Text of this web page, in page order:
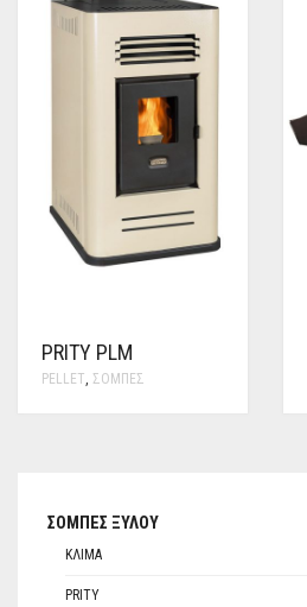
PRITY PLM
PELLET, ΣΌΜΠΕΣ
ΣΌΜΠΕΣ ΞΎΛΟΥ
ΚΛΊΜΑ
PRITY